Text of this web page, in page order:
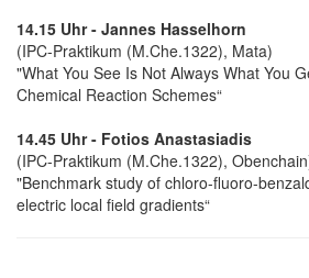
14.15 Uhr - Jannes Hasselhorn
(IPC-Praktikum (M.Che.1322), Mata)
"What You See Is Not Always What You
Chemical Reaction Schemes“
14.45 Uhr - Fotios Anastasiadis
(IPC-Praktikum (M.Che.1322),
"Benchmark study of chloro-fluoro-
electric local field gradients“